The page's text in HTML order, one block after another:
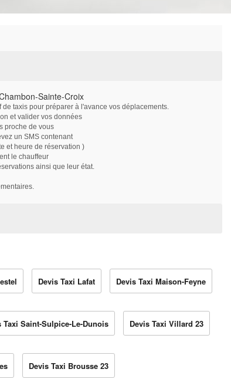
Sainte-Croix
taxis pour préparer à l'avance vos déplacements.
et valider vos données
proche de vous
un SMS contenant
et heure de réservation )
le chauffeur
ainsi que leur état.
Devis Taxi Lafat Devis Taxi Maison-Feyne
Taxi Saint-Sulpice-Le-Dunois Devis Taxi Villard 23
Devis Taxi Brousse 23